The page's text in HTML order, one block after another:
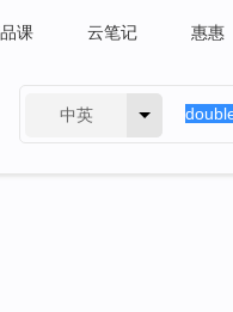
课 云笔记 惠惠
中英